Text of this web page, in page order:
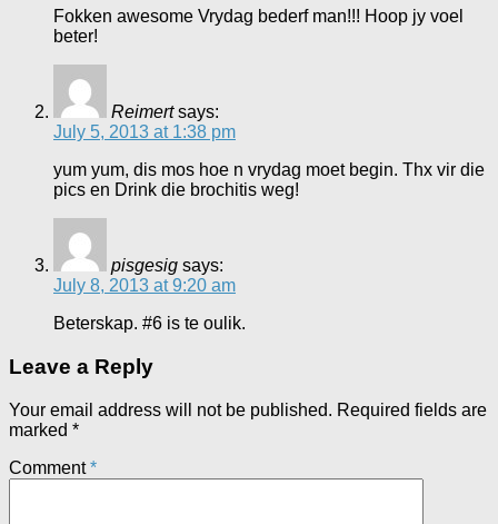
Fokken awesome Vrydag bederf man!!! Hoop jy voel
beter!
Reimert says:
July 5, 2013 at 1:38 pm
yum yum, dis mos hoe n vrydag moet begin. Thx vir die
pics en Drink die brochitis weg!
pisgesig says:
July 8, 2013 at 9:20 am
Beterskap. #6 is te oulik.
Leave a Reply
Your email address will not be published. Required fields are
marked *
Comment*